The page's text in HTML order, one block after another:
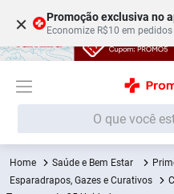
× Promoção exclusiva no
Economize R$10 em
O que você está buscando?
Saúde e Bem Estar
Esparadrapos, Gazes e Curativos
Termos mais